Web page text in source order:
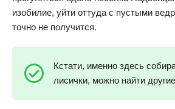
изобилие, уйти оттуда с пустыми
точно не получится.
Кстати, именно здесь
лисички, можно найти